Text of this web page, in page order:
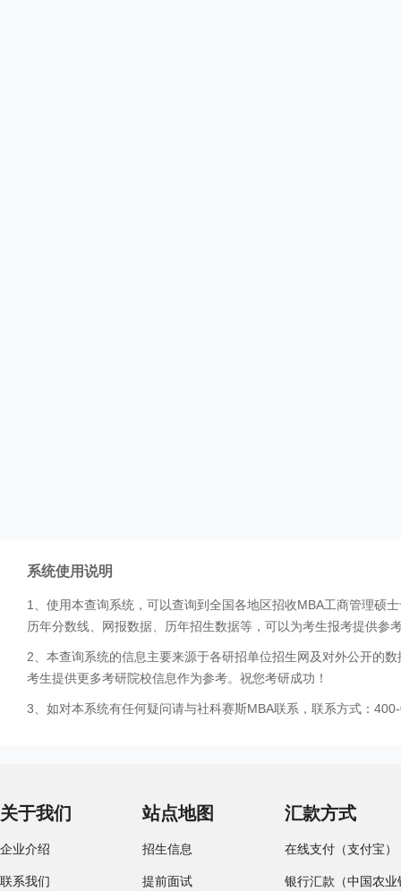
系统使用说明
1、使用本查询系统，可以查询到全国各地区招收MBA工商管理硕
历年分数线、网报数据、历年招生数据等，可以为考生报考提供参
2、本查询系统的信息主要来源于各研招单位招生网及对外公开的
考生提供更多考研院校信息作为参考。祝您考研成功！
3、如对本系统有任何疑问请与社科赛斯MBA联系，联系方式：
关于我们
企业介绍
联系我们
站点地图
招生信息
提前面试
汇款方式
在线支付（支付宝）
银行汇款（中国农业